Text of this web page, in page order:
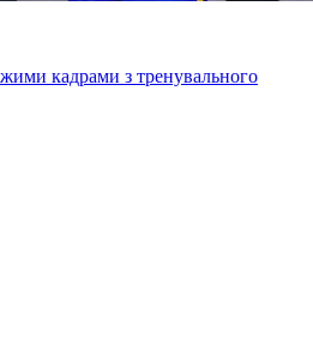
кадрами з тренувального